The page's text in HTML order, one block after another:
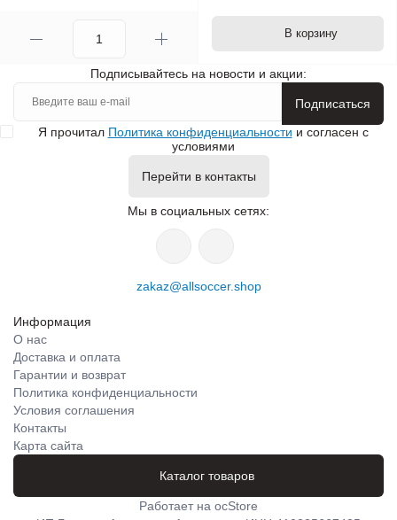
В корзину
Подписывайтесь на новости и акции:
Подписаться
Я прочитал Политика конфиденциальности и согласен с
условиями
Перейти в контакты
Мы в социальных сетях:
zakaz@allsoccer.shop
Информация
О нас
Доставка и оплата
Гарантии и возврат
Политика конфиденциальности
Условия соглашения
Контакты
Карта сайта
Каталог товаров
Работает на ocStore